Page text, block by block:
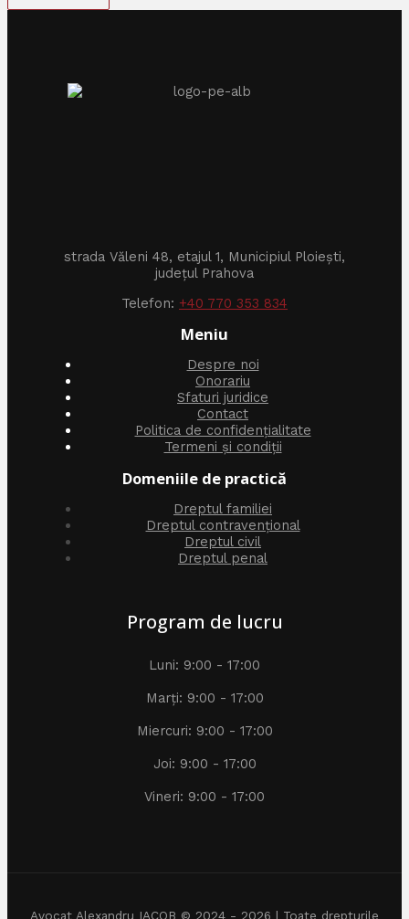
strada Văleni 48, etajul 1, Municipiul Ploiești,
județul Prahova
Telefon: +40 770 353 834
Meniu
Despre noi
Onorariu
Sfaturi juridice
Contact
Politica de confidențialitate
Termeni și condiții
Domeniile de practică
Dreptul familiei
Dreptul contravențional
Dreptul civil
Dreptul penal
Program de lucru
Luni: 9:00 - 17:00
Marți: 9:00 - 17:00
Miercuri: 9:00 - 17:00
Joi: 9:00 - 17:00
Vineri: 9:00 - 17:00
Avocat Alexandru IACOB © 2024 - 2026 | Toate drepturile